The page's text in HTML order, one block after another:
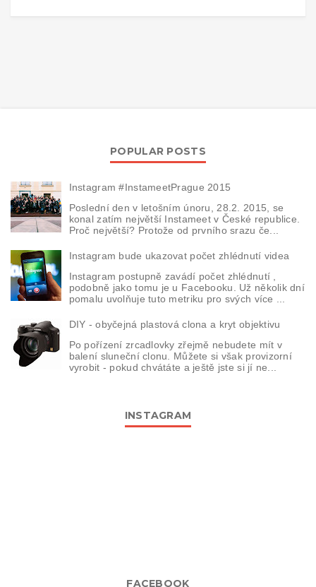
POPULAR POSTS
Instagram #InstameetPrague 2015
Poslední den v letošním únoru, 28.2. 2015, se
konal zatím největší Instameet v České republice.
Proč největší? Protože od prvního srazu če...
Instagram bude ukazovat počet zhlédnutí videa
Instagram postupně zavádí počet zhlédnutí ,
podobně jako tomu je u Facebooku. Už několik dní
pomalu uvolňuje tuto metriku pro svých více ...
DIY - obyčejná plastová clona a kryt objektivu
Po pořízení zrcadlovky zřejmě nebudete mít v
balení sluneční clonu. Můžete si však provizorní
vyrobit - pokud chvátáte a ještě jste si jí ne...
INSTAGRAM
FACEBOOK